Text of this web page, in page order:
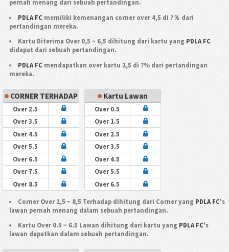
pernah menang dari sebuah pertandingan.
PDLA FC memiliki kemenangan corner over 4,5 di ?％ dari
pertandingan mereka.
Kartu Diterima Over 0,5 ~ 6,5 dihitung dari kartu yang PDLA FC
didapat dari sebuah pertandingan.
PDLA FC mendapatkan over kartu 2,5 di ?% dari pertandingan
mereka.
CORNER TERHADAP
Over 2.5
Over 3.5
Over 4.5
Over 5.5
Over 6.5
Over 7.5
Over 8.5
Kartu Lawan
Over 0.5
Over 1.5
Over 2.5
Over 3.5
Over 4.5
Over 5.5
Over 6.5
Corner Over 2,5 ~ 8,5 Terhadap dihitung dari Corner yang PDLA FC's
lawan pernah menang dalam sebuah pertandingan.
Kartu Over 0.5 ~ 6.5 Lawan dihitung dari kartu yang PDLA FC's
lawan dapatkan dalam sebuah pertandingan.